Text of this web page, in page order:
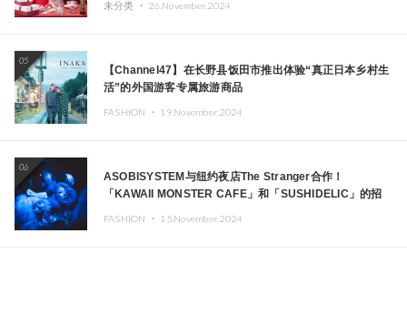
未分类 ・ 26.November.2024
05
【Channel47】在长野县饭田市推出体验“真正日本乡村生
活”的外国游客专属旅游商品
FASHION ・ 19.November.2024
06
ASOBISYSTEM与纽约夜店The Stranger合作！
「KAWAII MONSTER CAFE」和「SUSHIDELIC」的招
FASHION ・ 15.November.2024